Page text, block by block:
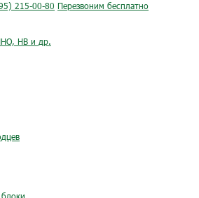
215-00-80 Перезвоним бесплатно
НВ и др.